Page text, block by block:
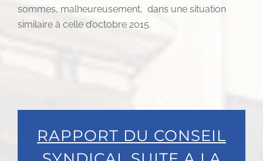
sommes, malheureusement, dans une situation
similaire à celle d’octobre 2015.
RAPPORT DU CONSEIL